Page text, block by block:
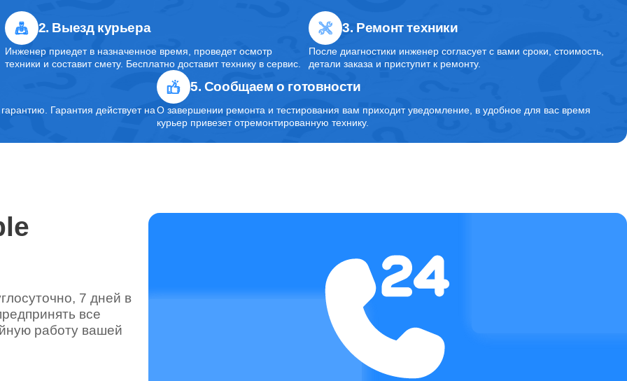
7500
от 30 минут
2700
2. Выезд курьера
Инженер приедет в назначенное время, проведет осмотр
техники и составит смету. Бесплатно доставит технику в сервис.
3. Ремонт техники
После диагностики инженер согласует с вами сроки, стоимость,
детали заказа и приступит к ремонту.
Гарантия действует на
5. Сообщаем о готовности
О завершении ремонта и тестирования вам приходит уведомление, в удобное для вас время
курьер привезет отремонтированную технику.
7 дней в
все
работу вашей